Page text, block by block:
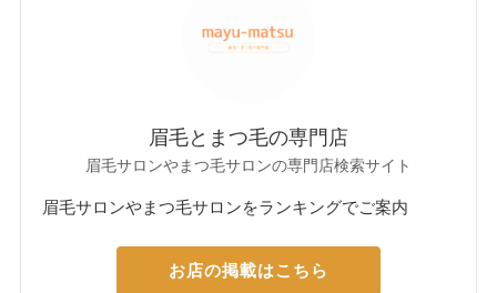
眉毛とまつ毛の専門店
眉毛サロンやまつ毛サロンの専門店検索サイト
眉毛サロンやまつ毛サロンをランキングでご案内
お店の掲載はこちら